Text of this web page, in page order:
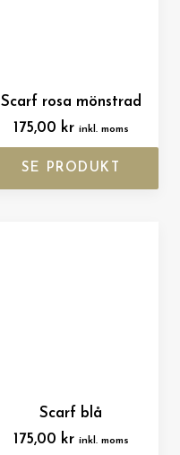
Scarf rosa mönstrad
175,00 kr inkl. moms
SE PRODUKT
Scarf blå
175,00 kr inkl. moms